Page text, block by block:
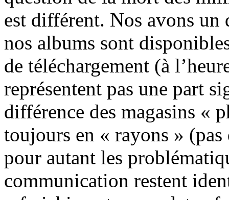
est différent. Nos avons
nos albums sont
de téléchargement (à
représentent pas une part
différence des magasins «
toujours en « rayons »
pour autant les
communication restent